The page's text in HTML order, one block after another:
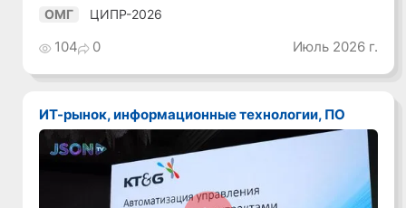
ОМГ ЦИПР-2026
104 0 Июль 2026 г.
ИТ-рынок, информационные технологии, ПО